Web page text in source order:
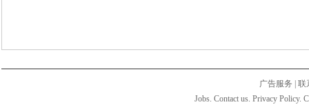
广告服务
联
Jobs. Contact us. Privacy Policy.